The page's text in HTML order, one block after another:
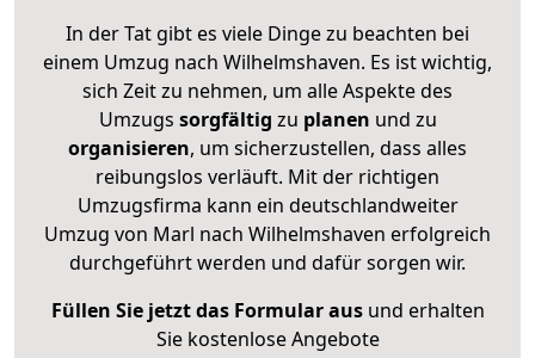
In der Tat gibt es viele Dinge zu beachten bei
einem Umzug nach Wilhelmshaven. Es ist wichtig,
sich Zeit zu nehmen, um alle Aspekte des
Umzugs sorgfältig zu planen und zu
organisieren, um sicherzustellen, dass alles
reibungslos verläuft. Mit der richtigen
Umzugsfirma kann ein deutschlandweiter
Umzug von Marl nach Wilhelmshaven erfolgreich
durchgeführt werden und dafür sorgen wir.
Füllen Sie jetzt das Formular ausund erhalten
Sie kostenlose Angebote